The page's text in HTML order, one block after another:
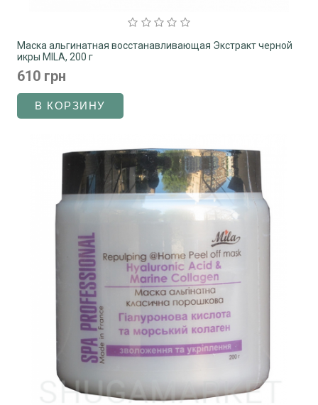
Маска альгинатная восстанавливающая Экстракт черной
икры MILA, 200 г
610 грн